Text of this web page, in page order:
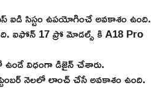
ఐడి సిస్టం ఉపయోగించే అవకాశం ఉంది.
ఐఫోన్ 17 ప్రో మోడల్స్ కి A18 Pro
విధంగా డిజైన్ చేశారు.
నెలలో లాంచ్ చేసే అవకాశం ఉంది.